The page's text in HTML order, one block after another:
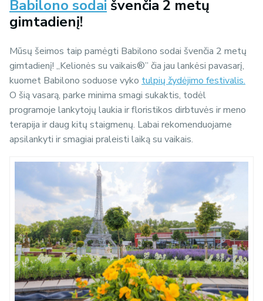
Babilono sodai švenčia 2 metų
gimtadienį!
Mūsų šeimos taip pamėgti Babilono sodai švenčia 2 metų
gimtadienį! „Kelionės su vaikais®” čia jau lankėsi pavasarį,
kuomet Babilono soduose vyko tulpių žydėjimo festivalis.
O šią vasarą, parke minima smagi sukaktis, todėl
programoje lankytojų laukia ir floristikos dirbtuvės ir meno
terapija ir daug kitų staigmenų. Labai rekomenduojame
apsilankyti ir smagiai praleisti laiką su vaikais.